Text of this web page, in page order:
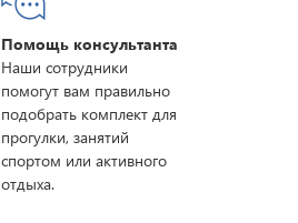
Помощь консультанта
Наши сотрудники
помогут вам правильно
подобрать комплект для
прогулки, занятий
спортом или активного
отдыха.